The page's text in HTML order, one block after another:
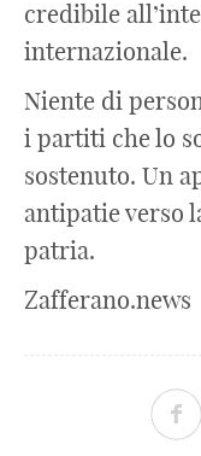
credibile
internazionale.
Niente di
i partiti che lo
sostenuto. Un
antipatie verso
patria.
Zafferano.news